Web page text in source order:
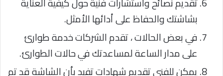
بشاشتك والحفاظ على أدائها الأمثل.
في بعض الحالات ، تقدم الشركات خدمة طوارئ
على مدار الساعة لمساعدتك في حالات الطوارئ.
يمكن للفني تقديم شهادات تفيد بأن الشاشة قد تم